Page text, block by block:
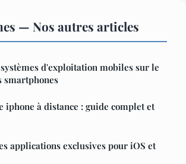
— Nos autres articles
d'exploitation mobiles sur le
smartphones
iphone à distance : guide complet et
applications exclusives pour iOS et